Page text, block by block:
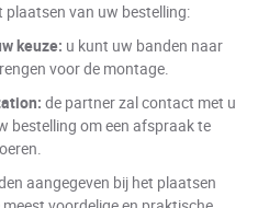
plaatsen van uw bestelling:
keuze: u kunt uw banden naar
voor de montage.
de partner zal contact met u
bestelling om een afspraak te
aangegeven bij het plaatsen